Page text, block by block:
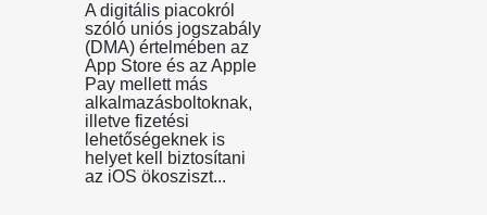
A digitális piacokról
szóló uniós jogszabály
(DMA) értelmében az
App Store és az Apple
Pay mellett más
alkalmazásboltoknak,
illetve fizetési
lehetőségeknek is
helyet kell biztosítani
az iOS ökosziszt...